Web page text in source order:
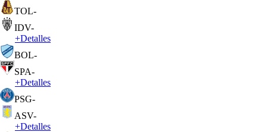
TOL-
IDV-
+Detalles
BOL-
SPA-
+Detalles
PSG-
ASV-
+Detalles